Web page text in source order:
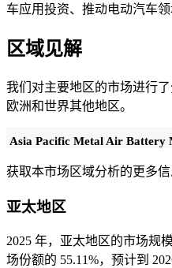
车应用投资、推动电动汽车
区域见解
我们对主要地区的市场进行
欧洲和世界其他地区。
Asia Pacific Metal Air Battery
获取本市场区域分析的更多信
亚太地区
2025 年，亚太地区的市场规
场份额的 55.11%，预计到